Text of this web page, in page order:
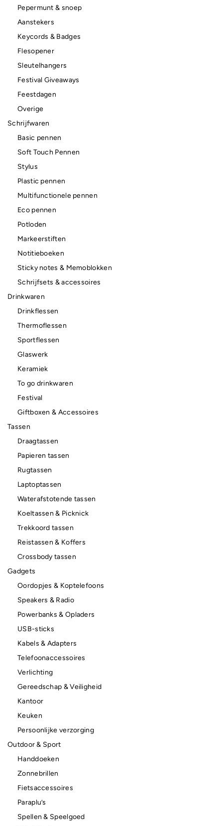
Pepermunt & snoep
Aanstekers
Keycords & Badges
Flesopener
Sleutelhangers
Festival Giveaways
Feestdagen
Overige
Schrijfwaren
Basic pennen
Soft Touch Pennen
Stylus
Plastic pennen
Multifunctionele pennen
Eco pennen
Potloden
Markeerstiften
Notitieboeken
Sticky notes & Memoblokken
Schrijfsets & accessoires
Drinkwaren
Drinkflessen
Thermoflessen
Sportflessen
Glaswerk
Keramiek
To go drinkwaren
Festival
Giftboxen & Accessoires
Tassen
Draagtassen
Papieren tassen
Rugtassen
Laptoptassen
Waterafstotende tassen
Koeltassen & Picknick
Trekkoord tassen
Reistassen & Koffers
Crossbody tassen
Gadgets
Oordopjes & Koptelefoons
Speakers & Radio
Powerbanks & Opladers
USB-sticks
Kabels & Adapters
Telefoonaccessoires
Verlichting
Gereedschap & Veiligheid
Kantoor
Keuken
Persoonlijke verzorging
Outdoor & Sport
Handdoeken
Zonnebrillen
Fietsaccessoires
Paraplu’s
Spellen & Speelgoed